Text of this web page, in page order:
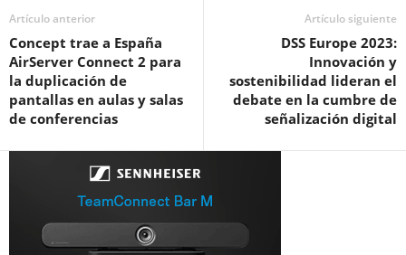
Artículo anterior
Concept trae a España
AirServer Connect 2 para
la duplicación de
pantallas en aulas y salas
de conferencias
Artículo siguiente
DSS Europe 2023:
Innovación y
sostenibilidad lideran el
debate en la cumbre de
señalización digital